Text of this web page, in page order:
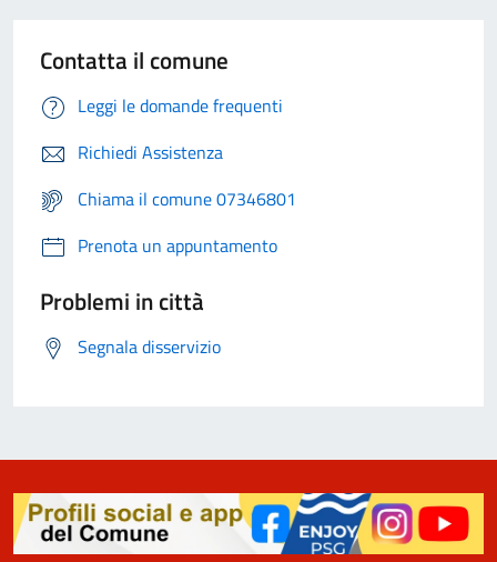
Contatta il comune
Leggi le domande frequenti
Richiedi Assistenza
Chiama il comune 07346801
Prenota un appuntamento
Problemi in città
Segnala disservizio